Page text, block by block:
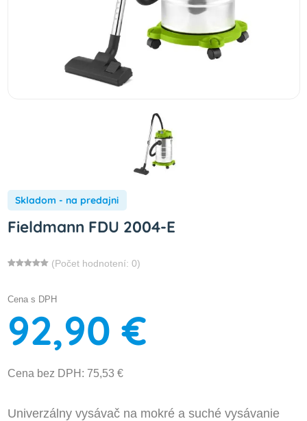
Skladom - na predajni
Fieldmann FDU 2004-E
(Počet hodnotení: 0)
Cena s DPH
92,90 €
Cena bez DPH: 75,53 €
Univerzálny vysávač na mokré a suché vysávanie